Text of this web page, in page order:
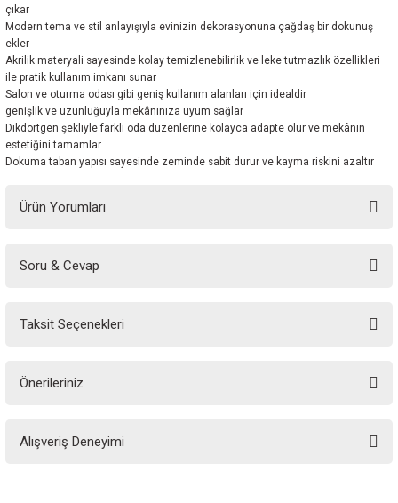
çıkar
Modern tema ve stil anlayışıyla evinizin dekorasyonuna çağdaş bir dokunuş
ekler
Akrilik materyali sayesinde kolay temizlenebilirlik ve leke tutmazlık özellikleri
ile pratik kullanım imkanı sunar
Salon ve oturma odası gibi geniş kullanım alanları için idealdir
genişlik ve uzunluğuyla mekânınıza uyum sağlar
Dikdörtgen şekliyle farklı oda düzenlerine kolayca adapte olur ve mekânın
estetiğini tamamlar
Dokuma taban yapısı sayesinde zeminde sabit durur ve kayma riskini azaltır
Ürün Yorumları
Soru & Cevap
Taksit Seçenekleri
Önerileriniz
yetersiz gördüğünüz noktaları öneri formunu kullanarak tarafımıza
Alışveriş Deneyimi